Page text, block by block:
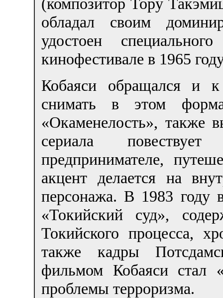
обладал своим
удостоен
кинофестивале в 1965
Кобаяси обращался и
снимать в этом
«Окаменелость»,
сериала
предпринимателе,
акцент делается на
персонажа. В 1983 году
«Токийский суд»,
Токийского процесса,
также кадры
фильмом Кобаяси стал
проблемы терроризма.